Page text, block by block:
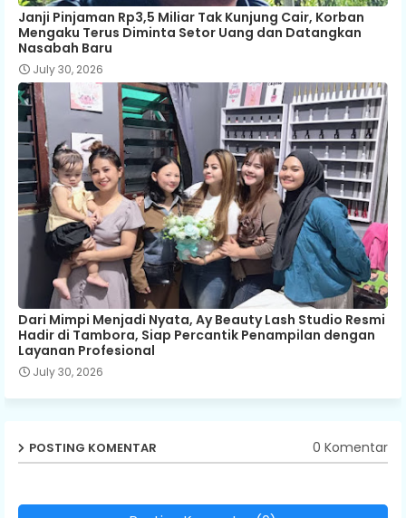
Janji Pinjaman Rp3,5 Miliar Tak Kunjung Cair, Korban
Mengaku Terus Diminta Setor Uang dan Datangkan
Nasabah Baru
July 30, 2026
Dari Mimpi Menjadi Nyata, Ay Beauty Lash Studio Resmi
Hadir di Tambora, Siap Percantik Penampilan dengan
Layanan Profesional
July 30, 2026
POSTING KOMENTAR 0 Komentar